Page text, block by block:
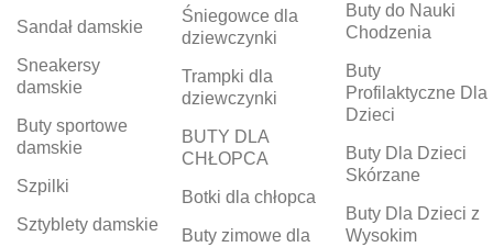
Sandał damskie
Sneakersy
damskie
Buty sportowe
damskie
Szpilki
Sztyblety damskie
Śniegowce dla
dziewczynki
Trampki dla
dziewczynki
BUTY DLA
CHŁOPCA
Botki dla chłopca
Buty zimowe dla
Buty do Nauki
Chodzenia
Buty
Profilaktyczne Dla
Dzieci
Buty Dla Dzieci
Skórzane
Buty Dla Dzieci z
Wysokim